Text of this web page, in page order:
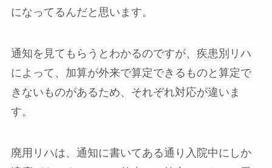
になってるんだと思います。
通知を見てもらうとわかるのですが、疾患別リハ
によって、加算が外来で算定できるものと算定で
きないものがあるため、それぞれ対応が違いま
す。
廃用リハは、通知に書いてある通り入院中にしか